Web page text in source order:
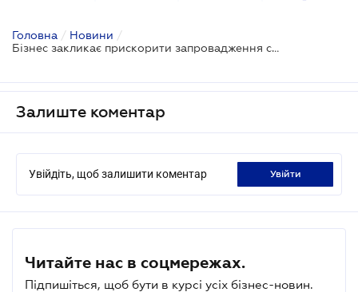
Головна / Новини /
Бізнес закликає прискорити запровадження страхування інвестицій для українських компаній
Залиште коментар
Увійдіть, щоб залишити коментар увійти
Читайте нас в соцмережах.
Підпишіться, щоб бути в курсі усіх бізнес-новин.